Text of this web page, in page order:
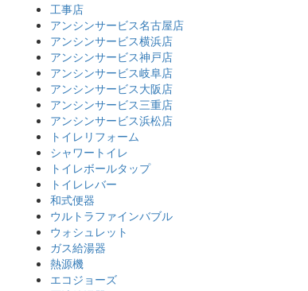
工事店
アンシンサービス名古屋店
アンシンサービス横浜店
アンシンサービス神戸店
アンシンサービス岐阜店
アンシンサービス大阪店
アンシンサービス三重店
アンシンサービス浜松店
トイレリフォーム
シャワートイレ
トイレボールタップ
トイレレバー
和式便器
ウルトラファインバブル
ウォシュレット
ガス給湯器
熱源機
エコジョーズ